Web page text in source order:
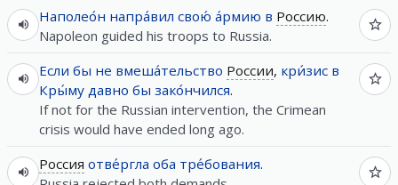
Наполео́н напра́вил свою́ а́рмию в Россию.
Napoleon guided his troops to Russia.
Если бы не вмеша́тельство России, кри́зис в
Кры́му давно бы зако́нчился.
If not for the Russian intervention, the Crimean
crisis would have ended long ago.
Россия отве́ргла оба тре́бования.